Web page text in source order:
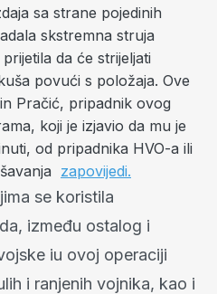
sa strane pojedinih
skstremna struja
da će strijeljati
povući s položaja. Ove
Pračić, pripadnik ovog
koji je izjavio da mu je
od pripadnika HVO-a ili
zapovijedi.
se koristila
između ostalog i
iu ovoj operaciji
i ranjenih vojnika, kao i